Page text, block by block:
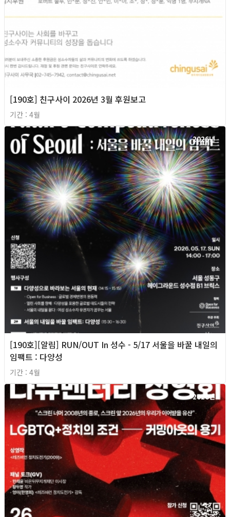
[190호] 친구사이 2026년 3월 후원보고
기간 : 4월
2026년
[190호][알림] RUN/OUT In 성수 - 5/17 서울을 바꿀 내일의
임팩트 : 다양성
기간 : 4월
2026년